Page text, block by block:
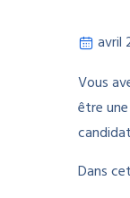
avril
Vous
être
Dans